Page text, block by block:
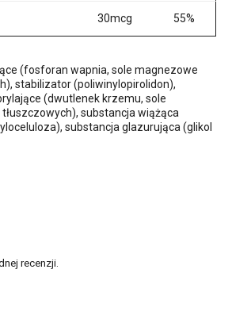
30mcg 55%
(fosforan wapnia, sole magnezowe
stabilizator (poliwinylopirolidon),
(dwutlenek krzemu, sole
substancja wiążąca
substancja glazurująca (glikol
recenzji.